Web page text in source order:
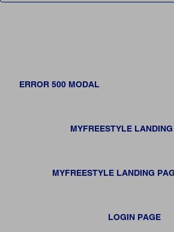
ERROR 500 MODAL
MYFREESTYLE
MYFREESTYLE LANDING
LOGIN PAGE